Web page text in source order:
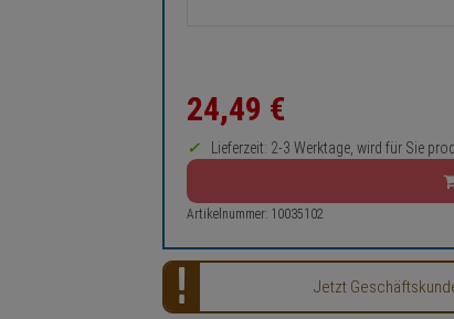
24,49 €
Lieferzeit: 2-3 Werktage, wird für Sie
Artikelnummer: 10035102
Jetzt